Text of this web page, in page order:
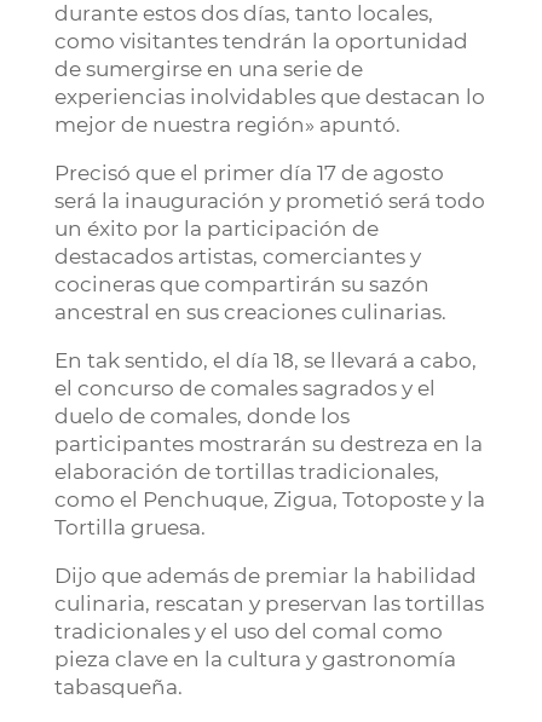
durante estos dos días, tanto locales,
como visitantes tendrán la oportunidad
de sumergirse en una serie de
experiencias inolvidables que destacan lo
mejor de nuestra región» apuntó.
Precisó que el primer día 17 de agosto
será la inauguración y prometió será todo
un éxito por la participación de
destacados artistas, comerciantes y
cocineras que compartirán su sazón
ancestral en sus creaciones culinarias.
En tak sentido, el día 18, se llevará a cabo,
el concurso de comales sagrados y el
duelo de comales, donde los
participantes mostrarán su destreza en la
elaboración de tortillas tradicionales,
como el Penchuque, Zigua, Totoposte y la
Tortilla gruesa.
Dijo que además de premiar la habilidad
culinaria, rescatan y preservan las tortillas
tradicionales y el uso del comal como
pieza clave en la cultura y gastronomía
tabasqueña.